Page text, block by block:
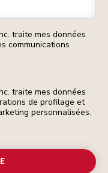
traite mes données
communications
traite mes données
de profilage et
personnalisées.